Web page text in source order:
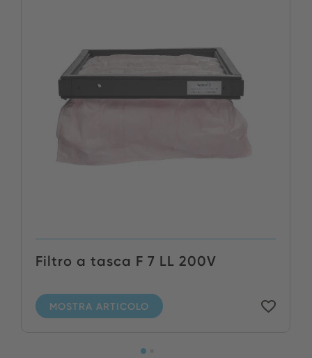
Filtro a tasca F 7 LL 200V
MOSTRA ARTICOLO